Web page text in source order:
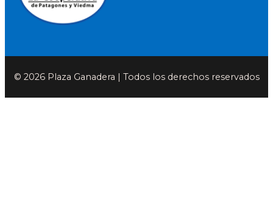
© 2026 Plaza Ganadera | Todos los derechos reservados